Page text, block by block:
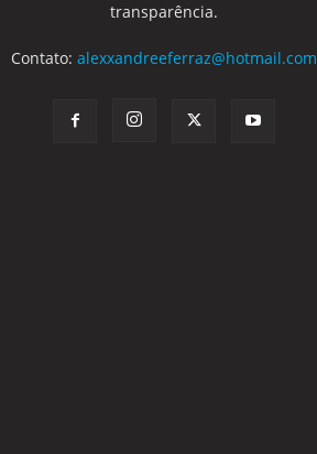
transparência.
Contato: alexxandreeferraz@hotmail.com